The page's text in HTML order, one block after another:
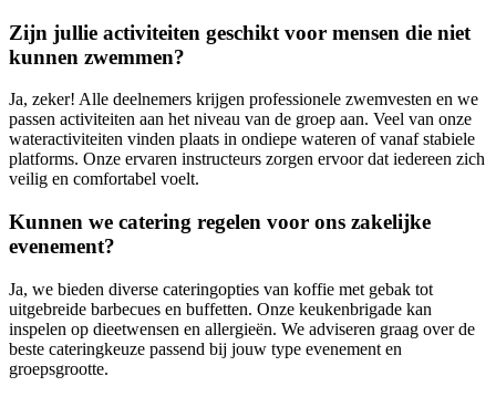
Zijn jullie activiteiten geschikt voor mensen die niet
kunnen zwemmen?
Ja, zeker! Alle deelnemers krijgen professionele zwemvesten en we
passen activiteiten aan het niveau van de groep aan. Veel van onze
wateractiviteiten vinden plaats in ondiepe wateren of vanaf stabiele
platforms. Onze ervaren instructeurs zorgen ervoor dat iedereen zich
veilig en comfortabel voelt.
Kunnen we catering regelen voor ons zakelijke
evenement?
Ja, we bieden diverse cateringopties van koffie met gebak tot
uitgebreide barbecues en buffetten. Onze keukenbrigade kan
inspelen op dieetwensen en allergieën. We adviseren graag over de
beste cateringkeuze passend bij jouw type evenement en
groepsgrootte.